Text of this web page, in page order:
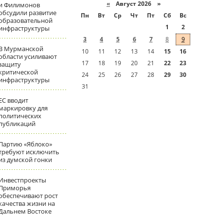
Филимонов
развитие
Мурманской
усиливают
вводит
для
«Яблоко»
исключить
думской гонки
рост
жизни на
Востоке
« Август 2026 »
Пн
Вт Ср Чт Пт Сб
Вс
1
2
3
4 5 6 7 8
9
10
11 12 13 14 15
16
17
18 19 20 21 22
23
24
25 26 27 28 29
30
31